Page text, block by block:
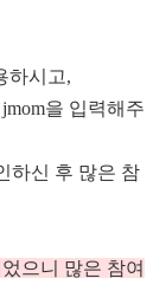
하시고,
을 입력해주
하신 후 많은 참
으니 많은 참여